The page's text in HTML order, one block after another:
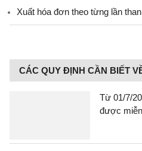
Xuất hóa đơn theo từng lần
CÁC QUY ĐỊNH CẦN BIẾT
Từ 01/7/
được